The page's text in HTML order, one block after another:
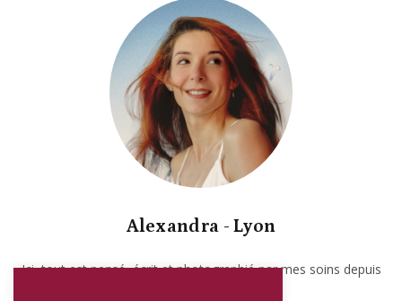
Alexandra - Lyon
Ici, tout est pensé, écrit et photographié par mes soins depuis